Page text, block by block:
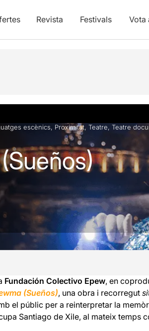
Revista Festivals Vota
escènics, Proximitat, Teatre, Teatre
Fundación Colectivo Epew, en
(Sueños), una obra i recorregut
el públic per a reinterpretar la
Santiago de Xile, al mateix temps